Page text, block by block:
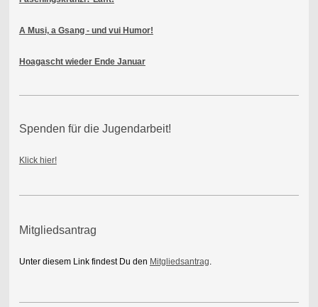
A Musi, a Gsang - und vui Humor!
Hoagascht wieder Ende Januar
Spenden für die Jugendarbeit!
Klick hier!
Mitgliedsantrag
Unter diesem Link findest Du den Mitgliedsantrag.